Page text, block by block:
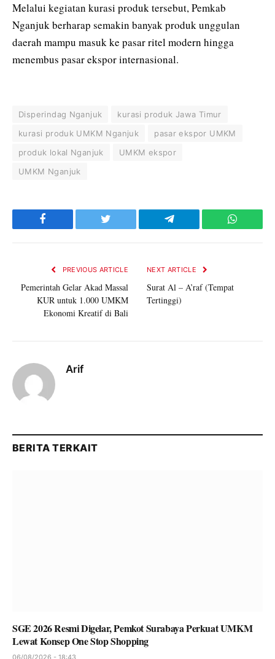
Melalui kegiatan kurasi produk tersebut, Pemkab
Nganjuk berharap semakin banyak produk unggulan
daerah mampu masuk ke pasar ritel modern hingga
menembus pasar ekspor internasional.
Disperindag Nganjuk
kurasi produk Jawa Timur
kurasi produk UMKM Nganjuk
pasar ekspor UMKM
produk lokal Nganjuk
UMKM ekspor
UMKM Nganjuk
Facebook Twitter Telegram
PREVIOUS ARTICLE
Pemerintah Gelar Akad Massal
KUR untuk 1.000 UMKM
Ekonomi Kreatif di Bali
NEXT ARTICLE
Surat Al – A’raf (Tempat
Tertinggi)
Arif
BERITA TERKAIT
SGE 2026 Resmi Digelar, Pemkot Surabaya Perkuat UMKM
Lewat Konsep One Stop Shopping
06/08/2026 - 18:43